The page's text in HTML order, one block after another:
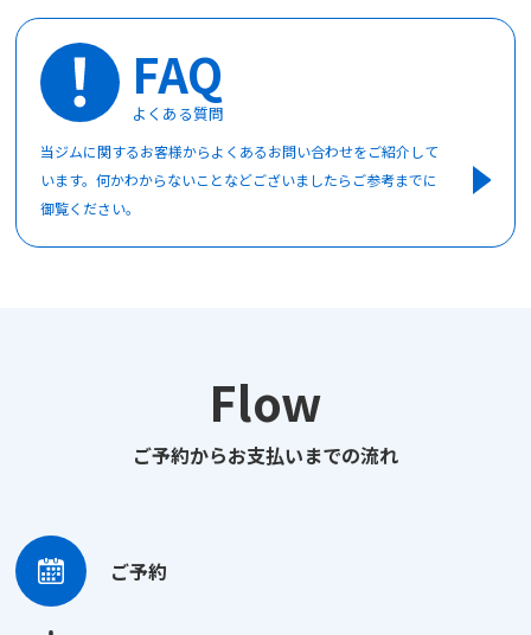
FAQ
よくある質問
当ジムに関するお客様からよくあるお問い合わせをご紹介して
います。何かわからないことなどございましたらご参考までに
御覧ください。
Flow
ご予約からお支払いまでの流れ
ご予約